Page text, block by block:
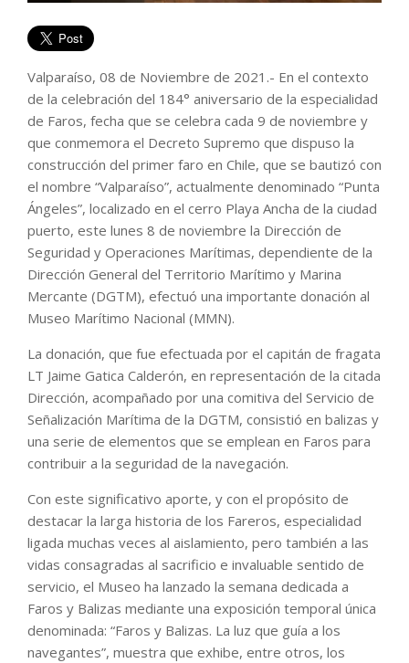
Valparaíso, 08 de Noviembre de 2021.- En el contexto
de la celebración del 184° aniversario de la especialidad
de Faros, fecha que se celebra cada 9 de noviembre y
que conmemora el Decreto Supremo que dispuso la
construcción del primer faro en Chile, que se bautizó con
el nombre “Valparaíso”, actualmente denominado “Punta
Ángeles”, localizado en el cerro Playa Ancha de la ciudad
puerto, este lunes 8 de noviembre la Dirección de
Seguridad y Operaciones Marítimas, dependiente de la
Dirección General del Territorio Marítimo y Marina
Mercante (DGTM), efectuó una importante donación al
Museo Marítimo Nacional (MMN).
La donación, que fue efectuada por el capitán de fragata
LT Jaime Gatica Calderón, en representación de la citada
Dirección, acompañado por una comitiva del Servicio de
Señalización Marítima de la DGTM, consistió en balizas y
una serie de elementos que se emplean en Faros para
contribuir a la seguridad de la navegación.
Con este significativo aporte, y con el propósito de
destacar la larga historia de los Fareros, especialidad
ligada muchas veces al aislamiento, pero también a las
vidas consagradas al sacrificio e invaluable sentido de
servicio, el Museo ha lanzado la semana dedicada a
Faros y Balizas mediante una exposición temporal única
denominada: “Faros y Balizas. La luz que guía a los
navegantes”, muestra que exhibe, entre otros, los